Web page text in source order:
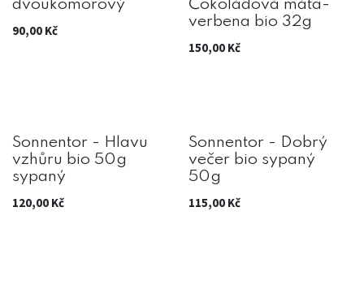
dvoukomorový
90,00 Kč
Čokoládová máta-
verbena bio 32g
150,00Kč
Sonnentor - Hlavu
vzhůru bio 50g
sypaný
120,00 Kč
Sonnentor - Dobrý
večer bio sypaný
50g
115,00Kč